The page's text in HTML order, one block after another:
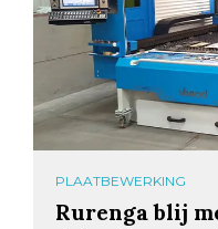
PLAATBEWERKING
Rurenga blij